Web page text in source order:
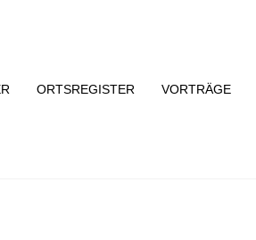
ORTSREGISTER VORTRÄGE